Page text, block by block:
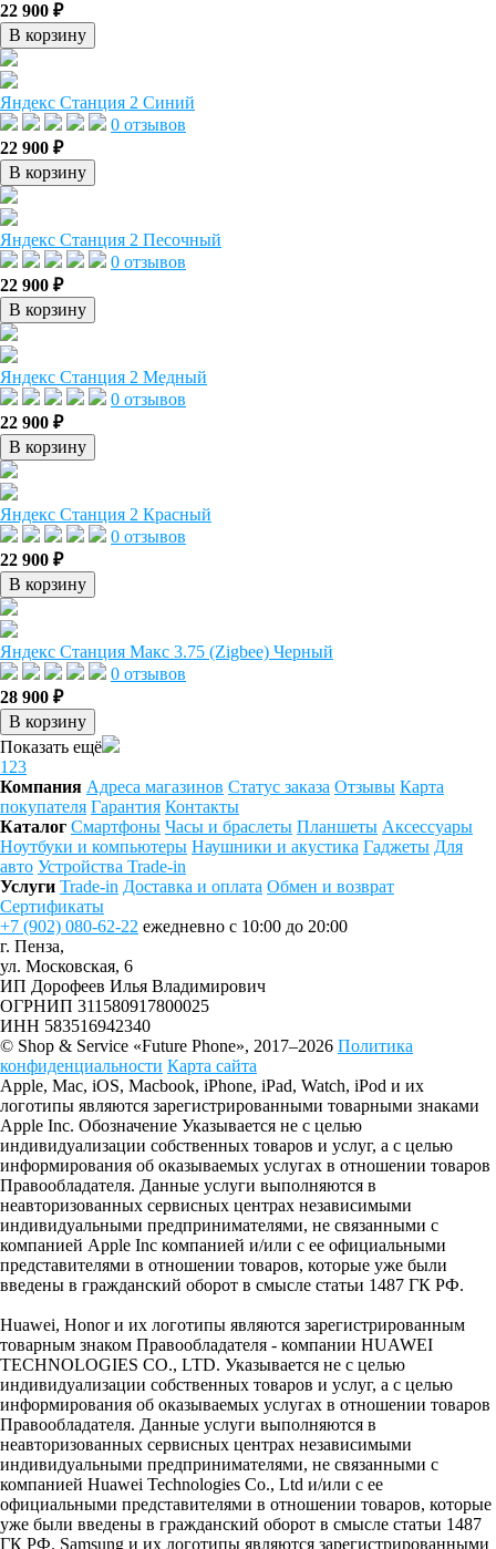
22 900 ₽
В корзину
Яндекс Станция 2 Синий
0 отзывов
22 900 ₽
В корзину
Яндекс Станция 2 Песочный
0 отзывов
22 900 ₽
В корзину
Яндекс Станция 2 Медный
0 отзывов
22 900 ₽
В корзину
Яндекс Станция 2 Красный
0 отзывов
22 900 ₽
В корзину
Яндекс Станция Макс 3.75 (Zigbee) Черный
0 отзывов
28 900 ₽
В корзину
Показать ещё
1 23
Компания Адреса магазинов Статус заказа Отзывы Карта
покупателя Гарантия Контакты
Каталог Смартфоны Часы и браслеты Планшеты Аксессуары
Ноутбуки и компьютеры Наушники и акустика Гаджеты Для
авто Устройства Trade-in
Услуги Trade-in Доставка и оплата Обмен и возврат
Сертификаты
+7 (902) 080-62-22 ежедневно с 10:00 до 20:00
г. Пенза,
ул. Московская, 6
ИП Дорофеев Илья Владимирович
ОГРНИП 311580917800025
ИНН 583516942340
© Shop & Service «Future Phone», 2017–2026 Политика
конфиденциальности Карта сайта
Apple, Mac, iOS, Macbook, iPhone, iPad, Watch, iPod и их
логотипы являются зарегистрированными товарными знаками
Apple Inc. Обозначение Указывается не с целью
индивидуализации собственных товаров и услуг, а с целью
информирования об оказываемых услугах в отношении товаров
Правообладателя. Данные услуги выполняются в
неавторизованных сервисных центрах независимыми
индивидуальными предпринимателями, не связанными с
компанией Apple Inc компанией и/или с ее официальными
представителями в отношении товаров, которые уже были
введены в гражданский оборот в смысле статьи 1487 ГК РФ.
Huawei, Honor и их логотипы являются зарегистрированным
товарным знаком Правообладателя - компании HUAWEI
TECHNOLOGIES CO., LTD. Указывается не с целью
индивидуализации собственных товаров и услуг, а с целью
информирования об оказываемых услугах в отношении товаров
Правообладателя. Данные услуги выполняются в
неавторизованных сервисных центрах независимыми
индивидуальными предпринимателями, не связанными с
компанией Huawei Technologies Co., Ltd и/или с ее
официальными представителями в отношении товаров, которые
уже были введены в гражданский оборот в смысле статьи 1487
ГК РФ. Samsung и их логотипы являются зарегистрированными